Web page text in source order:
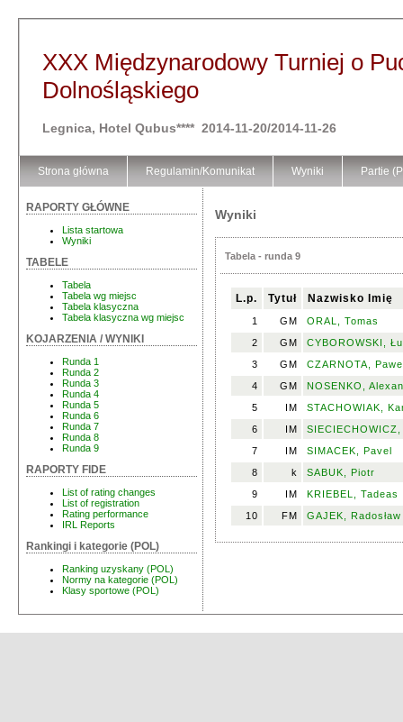
XXX Międzynarodowy Turniej o
Dolnośląskiego
Legnica, Hotel Qubus**** 2014-11-20/2014-11-26
Strona główna Regulamin/Komunikat Wyniki Partie
RAPORTY GŁÓWNE
Lista startowa
Wyniki
TABELE
Tabela
Tabela wg miejsc
Tabela klasyczna
Tabela klasyczna wg miejsc
KOJARZENIA / WYNIKI
Runda 1
Runda 2
Runda 3
Runda 4
Runda 5
Runda 6
Runda 7
Runda 8
Runda 9
RAPORTY FIDE
List of rating changes
List of registration
Rating performance
IRL Reports
Rankingi i kategorie (POL)
Ranking uzyskany (POL)
Normy na kategorie (POL)
Klasy sportowe (POL)
Wyniki
Tabela - runda 9
L.p. Tytuł Nazwisko Imię
1 GM
ORAL, Tomas
2
GM
CYBOROWSKI,
3
GM
CZARNOTA,
4
GM
NOSENKO,
5
IM
STACHOWIAK,
6
IM
7
IM
SIMACEK, Pavel
8
k
SABUK, Piotr
9
IM
KRIEBEL, Tadeas
10
FM GAJEK, Radosław